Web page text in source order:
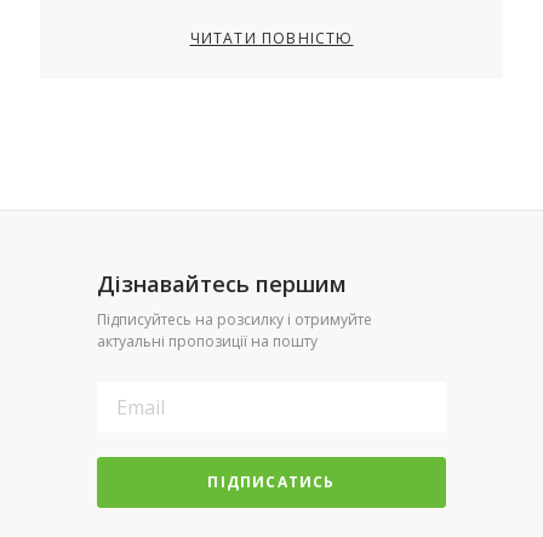
ЧИТАТИ ПОВНІСТЮ
Дізнавайтесь першим
Підписуйтесь на розсилку і отримуйте
актуальні пропозиції на пошту
ПІДПИСАТИСЬ